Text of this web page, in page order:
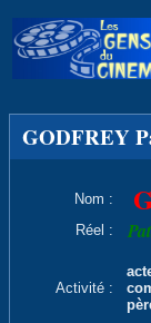
GODFREY
Nom :
Réel :
Activité :